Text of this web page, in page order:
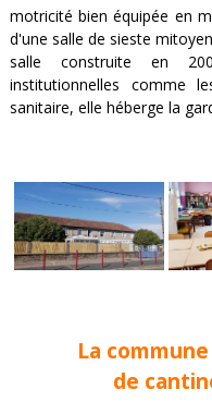
motricité bien équipée en
d'une salle de sieste
salle construite en
institutionnelles comme
sanitaire, elle héberge la
La
de